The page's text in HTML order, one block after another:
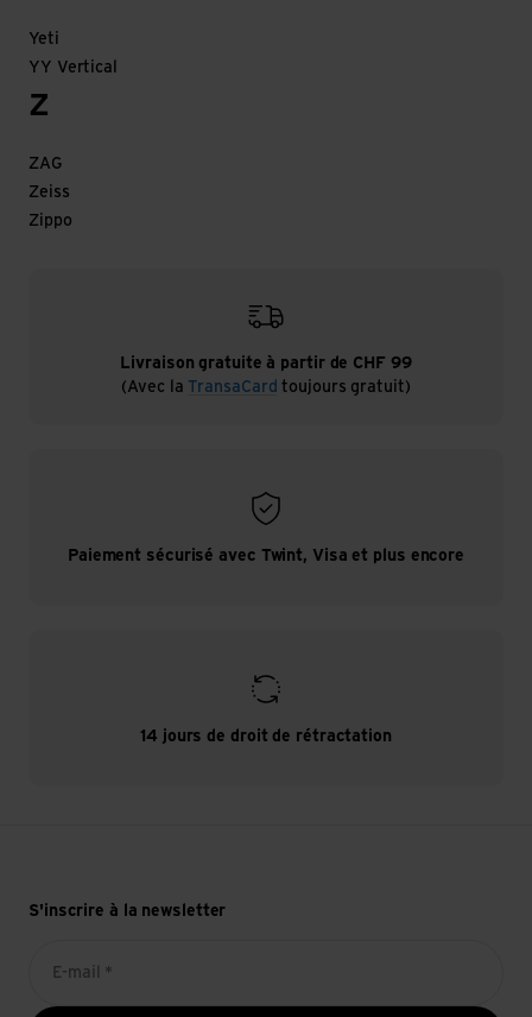
Yeti
YY Vertical
Z
ZAG
Zeiss
Zippo
Livraison gratuite à partir de CHF 99
(Avec la TransaCard toujours gratuit)
Paiement sécurisé avec Twint, Visa et plus encore
14 jours de droit de rétractation
S'inscrire à la newsletter
E-mail *